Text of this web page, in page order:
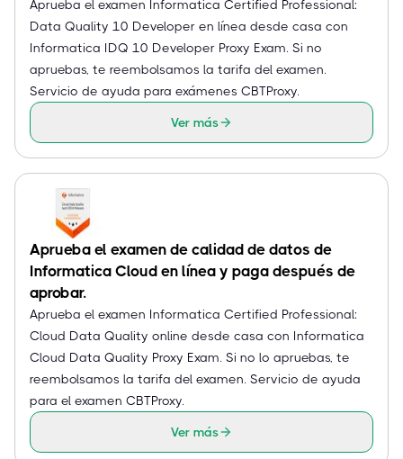
Aprueba el examen Informatica Certified Professional:
Data Quality 10 Developer en línea desde casa con
Informatica IDQ 10 Developer Proxy Exam. Si no
apruebas, te reembolsamos la tarifa del examen.
Servicio de ayuda para exámenes CBTProxy.
Ver más
Aprueba el examen de calidad de datos de
Informatica Cloud en línea y paga después de
aprobar.
Aprueba el examen Informatica Certified Professional:
Cloud Data Quality online desde casa con Informatica
Cloud Data Quality Proxy Exam. Si no lo apruebas, te
reembolsamos la tarifa del examen. Servicio de ayuda
para el examen CBTProxy.
Ver más